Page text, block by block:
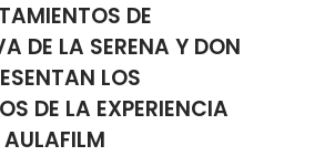
DE
DE LA SERENA Y DON
LOS
DE LA EXPERIENCIA